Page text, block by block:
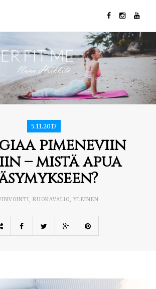
5.11.2017
pimeneviin
– mistä apua
, RUOKAVALIO, YLEINEN